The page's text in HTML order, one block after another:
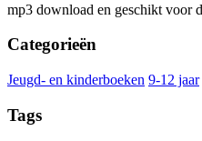
mp3 download en geschikt voor
Categorieën
Jeugd- en kinderboeken 9-12 jaar
Tags